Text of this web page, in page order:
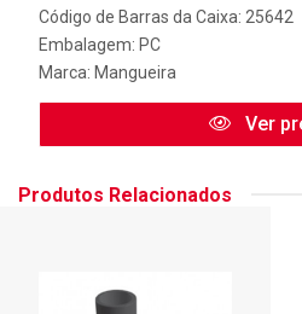
Código de Barras da Caixa: 25642
Embalagem: PC
Marca: Mangueira
Ver
Produtos Relacionados